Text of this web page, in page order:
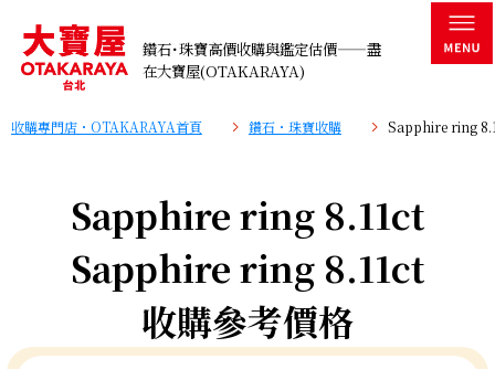
鑽石･珠寶高價收購與鑑定估價——盡
在大寶屋(OTAKARAYA)
收購專門店・OTAKARAYA首頁 鑽石・珠寶收購 Sapphire ring
Sapphire ring 8.11ct
Sapphire ring 8.11ct
收購參考價格